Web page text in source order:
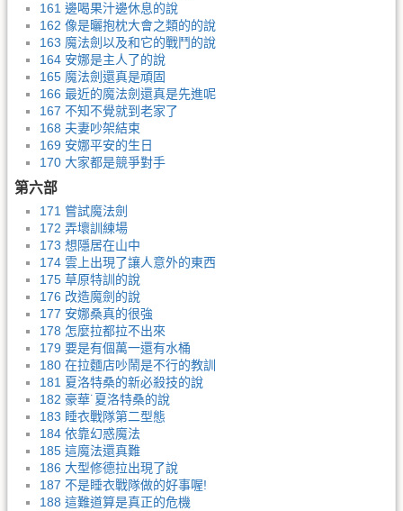
161 邊喝果汁邊休息的說
162 像是曬抱枕大會之類的的說
163 魔法劍以及和它的戰鬥的說
164 安娜是主人了的說
165 魔法劍還真是頑固
166 最近的魔法劍還真是先進呢
167 不知不覺就到老家了
168 夫妻吵架結束
169 安娜平安的生日
170 大家都是競爭對手
第六部
171 嘗試魔法劍
172 弄壞訓練場
173 想隱居在山中
174 雲上出現了讓人意外的東西
175 草原特訓的說
176 改造魔劍的說
177 安娜桑真的很強
178 怎麼拉都拉不出來
179 要是有個萬一還有水桶
180 在拉麵店吵鬧是不行的教訓
181 夏洛特桑的新必殺技的說
182 豪華˙夏洛特桑的說
183 睡衣戰隊第二型態
184 依靠幻惑魔法
185 這魔法還真難
186 大型修德拉出現了說
187 不是睡衣戰隊做的好事喔!
188 這難道算是真正的危機